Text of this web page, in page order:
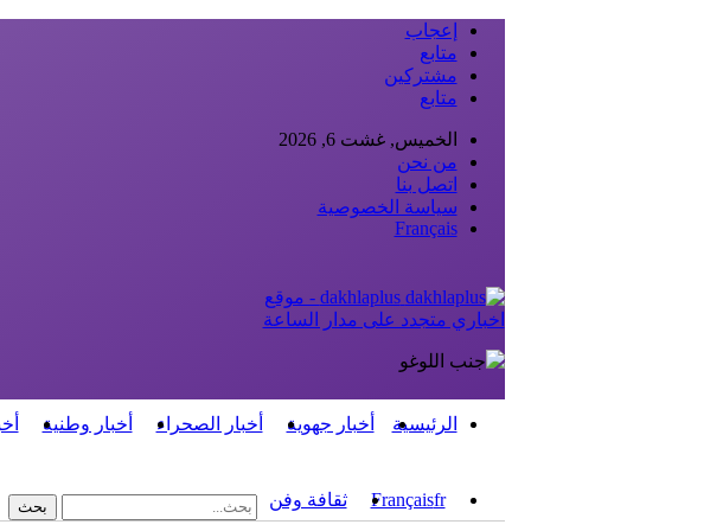
إعجاب
متابع
مشتركين
متابع
الخميس, غشت 6, 2026
من نحن
اتصل بنا
سياسة الخصوصية
Français
dakhlaplus - موقع
اخباري متجدد على مدار الساعة
الرئيسية أخبار جهوية أخبار الصحراء أخبار وطنية
Françaisfr ثقافة وفن